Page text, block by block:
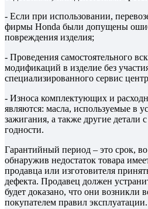
- Если при использовании,
фирмы Honda были допущены
повреждения изделия;
- Проведения самостоятельного
модификаций в изделие без
специализированного сервис
- Износа комплектующих и
являются: масла, используемые в
зажигания, а также другие детали
годности.
Гарантийный период – это срок,
обнаружив недостаток товара
продавца или изготовителя
дефекта. Продавец должен
будет доказано, что они возникли
покупателем правил эксплуатации.